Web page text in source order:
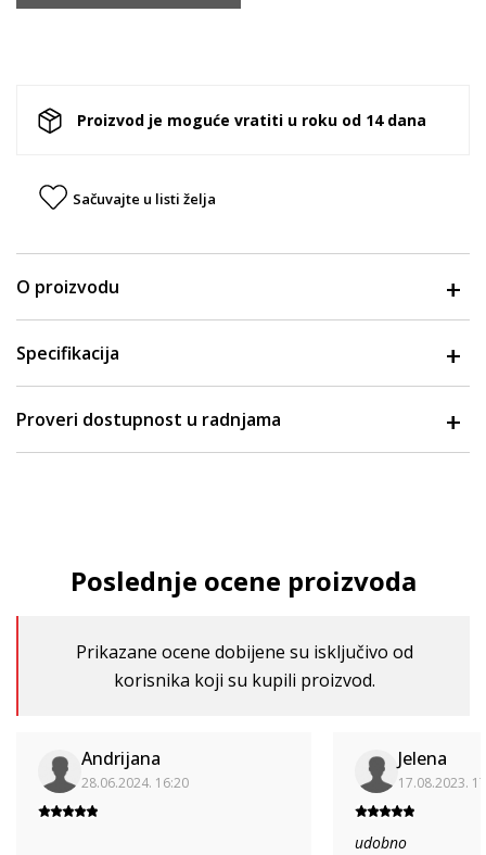
Proizvod je moguće vratiti u roku od 14 dana
Sačuvajte u listi želja
O proizvodu
Specifikacija
Proveri dostupnost u radnjama
Poslednje ocene proizvoda
Prikazane ocene dobijene su isključivo od
korisnika koji su kupili proizvod.
Andrijana
28.06.2024. 16:20
Jelena
17.08.2023.
udobno